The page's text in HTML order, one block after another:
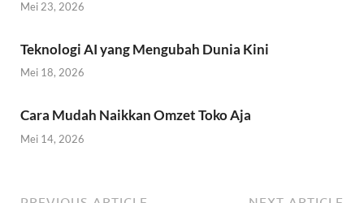
Mei 23, 2026
Teknologi AI yang Mengubah Dunia Kini
Mei 18, 2026
Cara Mudah Naikkan Omzet Toko Aja
Mei 14, 2026